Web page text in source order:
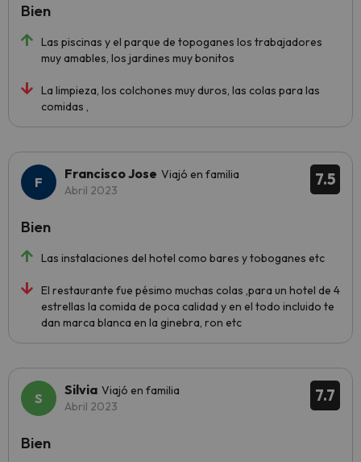
Las piscinas y el parque de topoganes los trabajadores
muy amables, los jardines muy bonitos
La limpieza, los colchones muy duros, las colas para las
comidas ,
Bien
7.5
Francisco Jose Viajó en familia
Abril 2023
Las instalaciones del hotel como bares y toboganes etc
El restaurante fue pésimo muchas colas ,para un hotel de 4
estrellas la comida de poca calidad y en el todo incluido te
dan marca blanca en la ginebra, ron etc
Bien
7.7
Silvia Viajó en familia
Abril 2023
Bien